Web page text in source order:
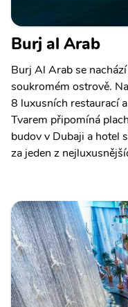
Burj al Arab
Burj Al Arab se
soukromém ostrově.
8 luxusních restaurací
Tvarem připomíná
budov v Dubaji a hotel
za jeden z